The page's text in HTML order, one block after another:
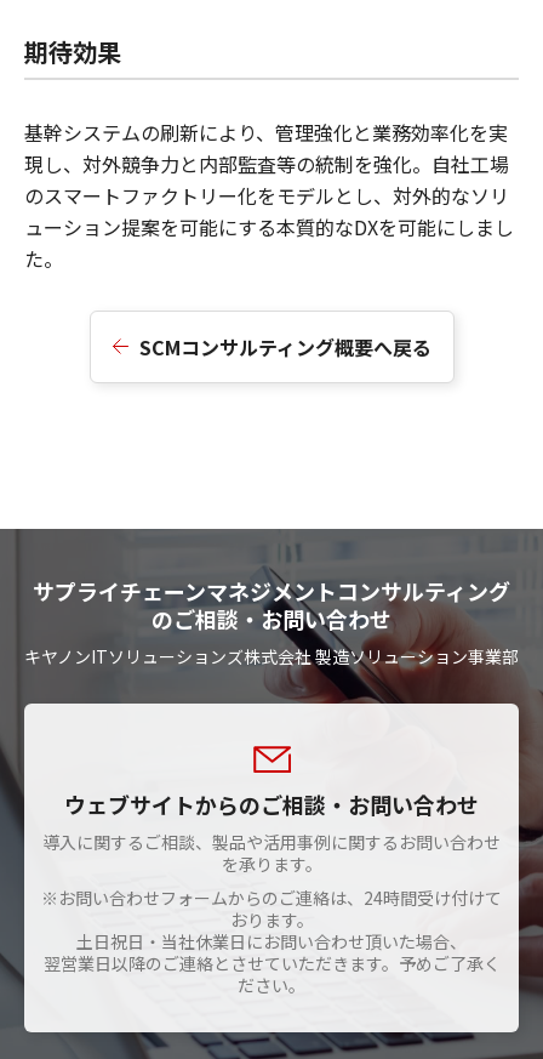
期待効果
基幹システムの刷新により、管理強化と業務効率化を実
現し、対外競争力と内部監査等の統制を強化。自社工場
のスマートファクトリー化をモデルとし、対外的なソリ
ューション提案を可能にする本質的なDXを可能にしまし
た。
SCMコンサルティング概要へ戻る
サプライチェーンマネジメントコンサルティング
のご相談・お問い合わせ
キヤノンITソリューションズ株式会社 製造ソリューション事業部
ウェブサイトからのご相談・お問い合わせ
導入に関するご相談、製品や活用事例に関するお問い合わせ
を承ります。
※お問い合わせフォームからのご連絡は、24時間受け付けて
おります。
土日祝日・当社休業日にお問い合わせ頂いた場合、
翌営業日以降のご連絡とさせていただきます。予めご了承く
ださい。